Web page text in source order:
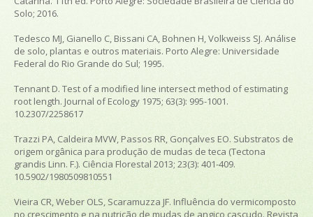
Solo; 2016.
Tedesco MJ, Gianello C, Bissani CA, Bohnen H, Volkweiss SJ. Análise
de solo, plantas e outros materiais. Porto Alegre: Universidade
Federal do Rio Grande do Sul; 1995.
Tennant D. Test of a modified line intersect method of estimating
root length. Journal of Ecology 1975; 63(3): 995-1001.
10.2307/2258617
Trazzi PA, Caldeira MVW, Passos RR, Gonçalves EO. Substratos de
origem orgânica para produção de mudas de teca (Tectona
grandis Linn. F.). Ciência Florestal 2013; 23(3): 401-409.
10.5902/1980509810551
Vieira CR, Weber OLS, Scaramuzza JF. Influência do vermicomposto
no crescimento e na nutrição de mudas de angico cascudo. Revista